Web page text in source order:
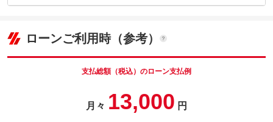
車両本体価
性が持続！※表示価格は普通車ＬＬサイズの価格です。他サイズ
の価格については下記の通りです。軽自動車３９，９００円、普
車両本体価
115.7
ローンご利用時（参考）
支払総額（税込）のローン支払例
月々 13,000 円